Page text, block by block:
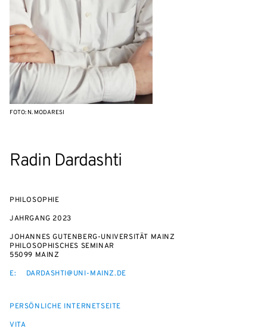
Radin Dardashti
PHILOSOPHIE
JAHRGANG 2023
JOHANNES GUTENBERG-UNIVERSITÄT MAINZ
PHILOSOPHISCHES SEMINAR
55099 MAINZ
E:
DARDASHTI@UNI-MAINZ.DE
PERSÖNLICHE INTERNETSEITE
VITA
FOTO: N. MODARESI